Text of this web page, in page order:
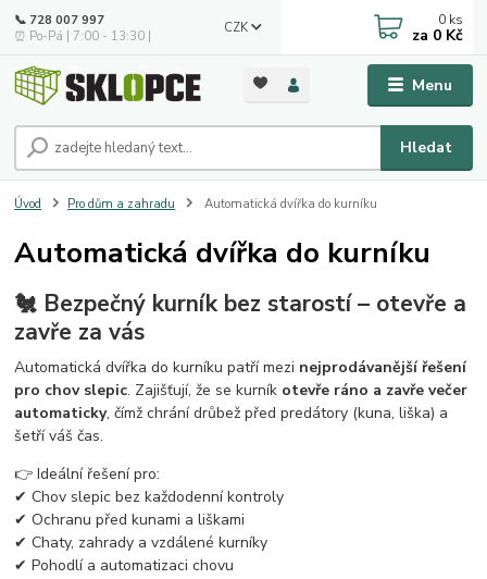
Menu
CZK
Hledat
📞 728 007 997
⏰ Po-Pá | 7:00 - 13:30 |
0 ks
za 0 Kč
Úvod Pro dům a zahradu Automatická dvířka do kurníku
Automatická dvířka do kurníku
🐔 Bezpečný kurník bez starostí – otevře a
zavře za vás
Automatická dvířka do kurníku patří mezi nejprodávanější řešení
pro chov slepic. Zajišťují, že se kurník otevře ráno a zavře večer
automaticky, čímž chrání drůbež před predátory (kuna, liška) a
šetří váš čas.
👉 Ideální řešení pro:
✔ Chov slepic bez každodenní kontroly
✔ Ochranu před kunami a liškami
✔ Chaty, zahrady a vzdálené kurníky
✔ Pohodlí a automatizaci chovu